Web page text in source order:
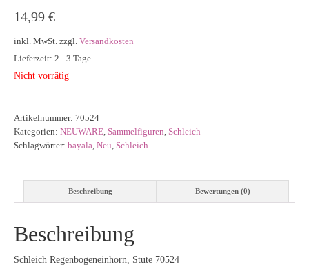
14,99 €
inkl. MwSt. zzgl. Versandkosten
Lieferzeit: 2 - 3 Tage
Nicht vorrätig
Artikelnummer: 70524
Kategorien: NEUWARE Sammelfiguren Schleich
Schlagwörter: bayala Neu Schleich
Beschreibung Bewertungen (0)
Beschreibung
Schleich Regenbogeneinhorn, Stute 70524